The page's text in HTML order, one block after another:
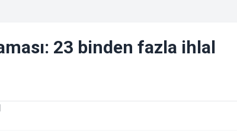
23 binden fazla ihlal